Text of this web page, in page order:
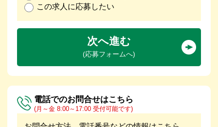
この求人に応募したい
次へ進む
(応募フォームへ)
電話でのお問合せはこちら
(月～金 8:00～17:00 受付可能です)